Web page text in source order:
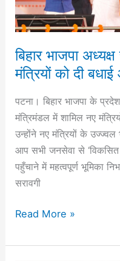
बिहार भाजपा
मंत्रियों को दी
‎‎‎‎‎पटना। बिहार भाजपा के
मंत्रिमंडल में शामिल नए
उन्होंने नए मंत्रियों के
आप सभी जनसेवा से ‘विकसित
पहुँचाने में महत्वपूर्ण भूमिका
सरावगी
को
दी
और
शुभकामनाएं
Read More »